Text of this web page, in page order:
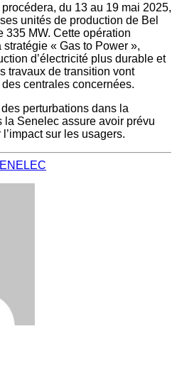
du 13 au 19 mai 2025,
unités de production de Bel
335 MW. Cette opération
« Gas to Power »,
d’électricité plus durable et
travaux de transition vont
centrales concernées.
perturbations dans la
la Senelec assure avoir prévu
sur les usagers.